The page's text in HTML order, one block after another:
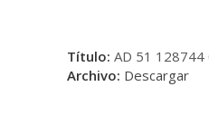
Título: AD 51 128744
Archivo: Descargar